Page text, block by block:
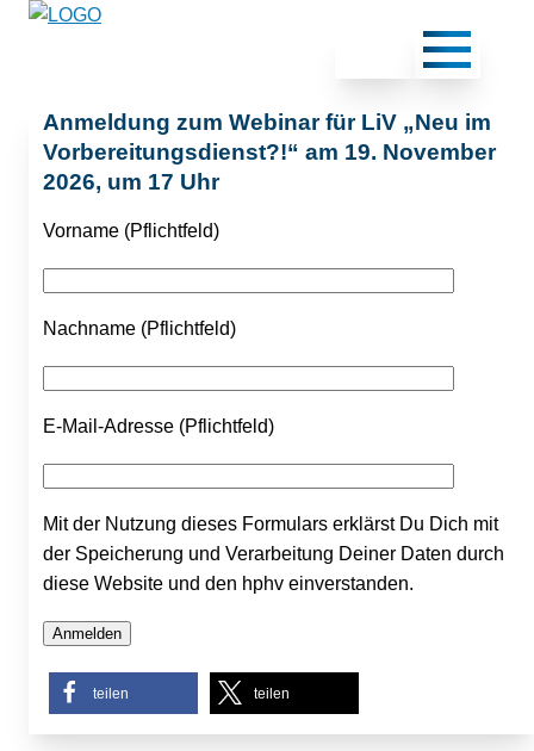
Anmeldung zum Webinar für LiV „Neu im
Vorbereitungsdienst?!“ am 19. November
2026, um 17 Uhr
Vorname (Pflichtfeld)
Nachname (Pflichtfeld)
E-Mail-Adresse (Pflichtfeld)
Mit der Nutzung dieses Formulars erklärst Du Dich mit
der Speicherung und Verarbeitung Deiner Daten durch
diese Website und den hphv einverstanden.
teilen teilen